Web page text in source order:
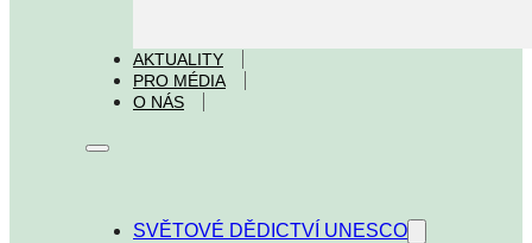
AKTUALITY
PRO MÉDIA
O NÁS
SVĚTOVÉ DĚDICTVÍ UNESCO